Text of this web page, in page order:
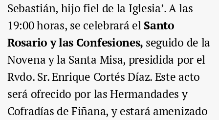
Sebastián, hijo fiel de la Iglesia’. A las
19:00 horas, se celebrará el Santo
Rosario y las Confesiones, seguido de la
Novena y la Santa Misa, presidida por el
Rvdo. Sr. Enrique Cortés Díaz. Este acto
será ofrecido por las Hermandades y
Cofradías de Fiñana, y estará amenizado